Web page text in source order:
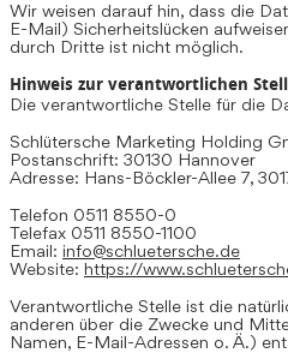
Wir weisen darauf hin, dass die
E-Mail) Sicherheitslücken
durch Dritte ist nicht möglich.
Hinweis zur verantwortlichen
Die verantwortliche Stelle für die
Schlütersche Marketing Holding
Postanschrift: 30130 Hannover
Adresse: Hans-Böckler-Allee 7,
Telefon 0511 8550-0
Telefax 0511 8550-1100
Email: info@schluetersche.de
Website: https://
Verantwortliche Stelle ist die
anderen über die Zwecke und
Namen, E-Mail-Adressen o. Ä.)